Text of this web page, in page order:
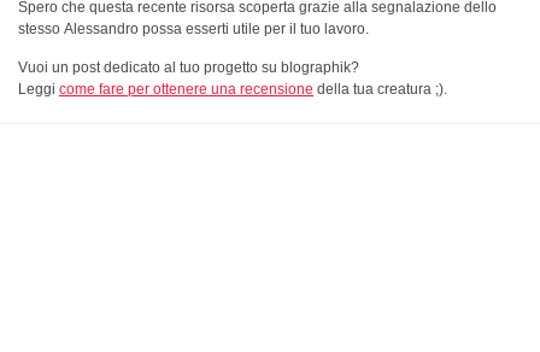
Spero che questa recente risorsa scoperta grazie alla segnalazione dello
stesso Alessandro possa esserti utile per il tuo lavoro.
Vuoi un post dedicato al tuo progetto su blographik?
Leggi come fare per ottenere una recensione della tua creatura ;).